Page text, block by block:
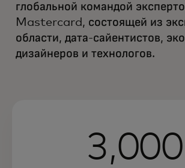
глобальной командой
Mastercard, состоящей из
области, дата-сайентистов,
дизайнеров и технологов.
3,000